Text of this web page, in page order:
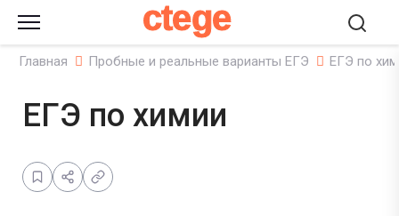
ctege
Главная Пробные и реальные варианты ЕГЭ ЕГЭ по
ЕГЭ по химии